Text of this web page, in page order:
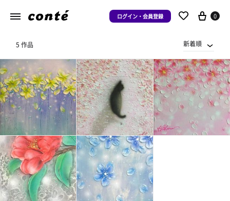
ログイン・会員登録 0
5 作品 新着順